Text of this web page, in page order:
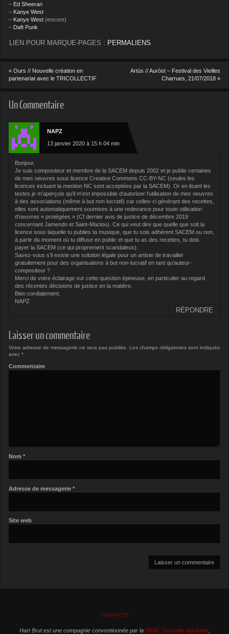
– Ed Sheeran
– Kanye West
– Kanye West (encore)
– Daft Punk
LIEN POUR MARQUE-PAGES : PERMALIENS.
« Ours // Nouvelle création en
partenariat avec le TRICOLLECTIF
Artús // Auròst – Festival des Vieilles
Charrues, 21/07/2018 »
Un Commentaire
NAPZ
13 janvier 2020 à 15 h 04 min
Bonjour,
Je suis compositeur et membre de la SACEM depuis 2002 et je publie certaines
de mes oeuvres sous licence Creative Commons CC-BY-NC (seules les
licences incluant la mention NC sont acceptées par la SACEM). Or en lisant les
textes je m’aperçois qu’il m’est impossible d’autoriser l’utilisation de mes oeuvres
à des associations (même à but non lucratif) car celles-ci générant des recettes,
elles sont automatiquement soumises à une redevance pour toute utilisation
d’oeuvres « protégées » (Cf dernier avis de justice de décembre 2019
concernant Jamendo et Saint-Maclou). Ce qui veut dire que quelle que soit la
licence sous laquelle tu publies ta musique, que tu sois adhérent SACEM ou non,
à partir du moment où tu diffuse en public et que tu as des recettes, tu dois
payer la SACEM (ce qui proprement scandaleux).
Savez-vous s’il existe une solution légale pour un artiste de travailler
gratuitement pour des organisations à but non-lucratif en tant qu’auteur-
compositeur ?
Merci de votre éclairage sur cette question épineuse, en particulier au regard
des récentes décisions de justice en la matière.
Bien cordialement,
NAPZ
RÉPONDRE
Laisser un commentaire
Votre adresse de messagerie ne sera pas publiée. Les champs obligatoires sont indiqués
avec*
Commentaire
Nom*
Adresse de messagerie*
Site web
CONTACTS
Hart Brut est une compagnie conventionnée par la DRAC Nouvelle-Aquitaine,